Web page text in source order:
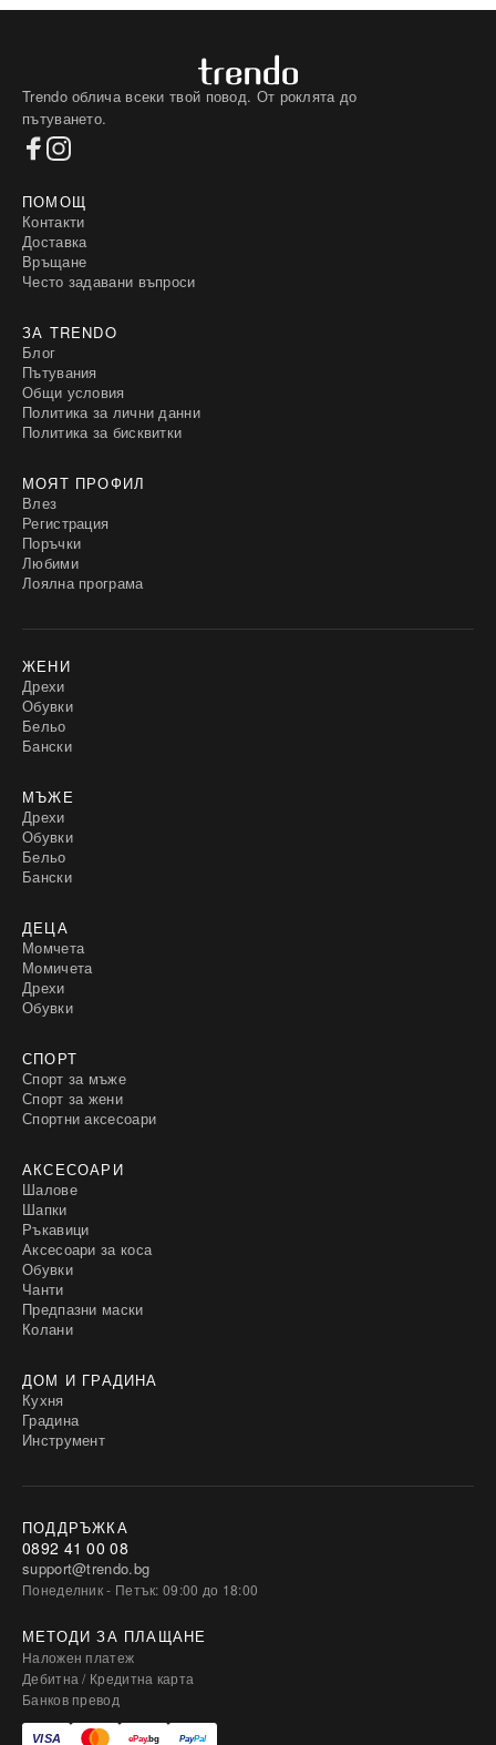
Trendo облича всеки твой повод. От роклята до
пътуването.
ПОМОЩ
Контакти
Доставка
Връщане
Често задавани въпроси
ЗА TRENDO
Блог
Пътувания
Общи условия
Политика за лични данни
Политика за бисквитки
МОЯТ ПРОФИЛ
Влез
Регистрация
Поръчки
Любими
Лоялна програма
ЖЕНИ
Дрехи
Обувки
Бельо
Бански
МЪЖЕ
Дрехи
Обувки
Бельо
Бански
ДЕЦА
Момчета
Момичета
Дрехи
Обувки
СПОРТ
Спорт за мъже
Спорт за жени
Спортни аксесоари
АКСЕСОАРИ
Шалове
Шапки
Ръкавици
Аксесоари за коса
Обувки
Чанти
Предпазни маски
Колани
ДОМ И ГРАДИНА
Кухня
Градина
Инструмент
ПОДДРЪЖКА
0892 41 00 08
support@trendo.bg
Понеделник - Петък: 09:00 до 18:00
МЕТОДИ ЗА ПЛАЩАНЕ
Наложен платеж
Дебитна / Кредитна карта
Банков превод